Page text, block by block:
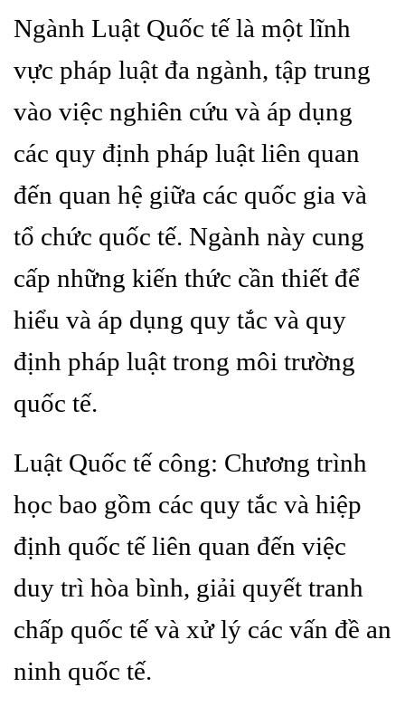
Ngành Luật Quốc tế là một lĩnh
vực pháp luật đa ngành, tập trung
vào việc nghiên cứu và áp dụng
các quy định pháp luật liên quan
đến quan hệ giữa các quốc gia và
tổ chức quốc tế. Ngành này cung
cấp những kiến thức cần thiết để
hiểu và áp dụng quy tắc và quy
định pháp luật trong môi trường
quốc tế.
Luật Quốc tế công: Chương trình
học bao gồm các quy tắc và hiệp
định quốc tế liên quan đến việc
duy trì hòa bình, giải quyết tranh
chấp quốc tế và xử lý các vấn đề an
ninh quốc tế.